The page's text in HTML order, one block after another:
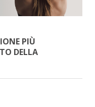
PIÙ
DELLA